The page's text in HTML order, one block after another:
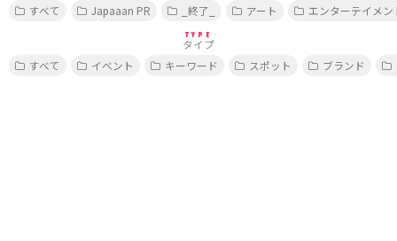
すべて
Japaaan PR _終了_ アート エンターテイメン
TYPE
タイプ
すべて
イベント キーワード スポット ブランド